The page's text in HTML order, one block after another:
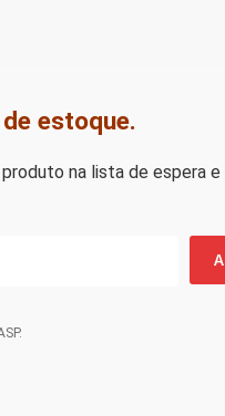
estoque.
na lista de espera